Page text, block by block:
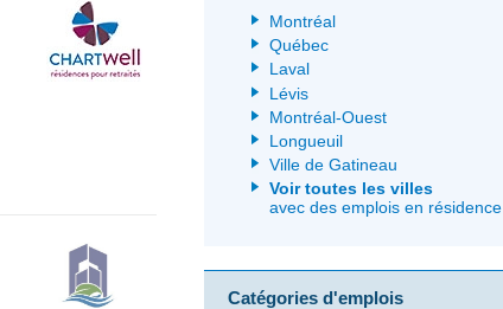
Montréal
Québec
Laval
Lévis
Montréal-Ouest
Longueuil
Ville de Gatineau
Voir toutes les villes
avec des emplois en résidence
Catégories d'emplois